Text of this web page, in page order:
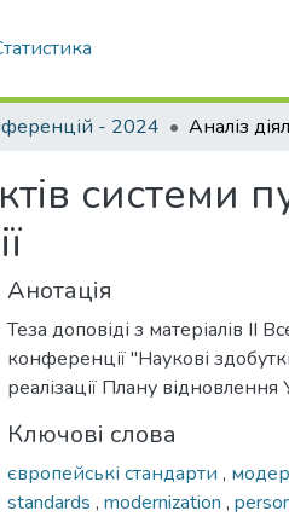
- 2024
системи
Анотація
Теза доповіді з матеріалів ІІ
конференції "Наукові
реалізації Плану
Ключові слова
європейські стандарти ,
standards , modernization ,